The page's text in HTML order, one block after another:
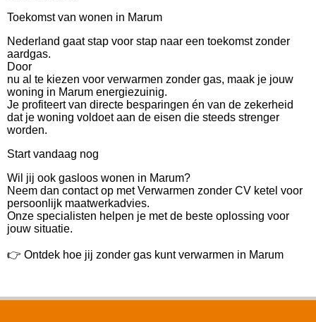
Toekomst van wonen in Marum
Nederland gaat stap voor stap naar een toekomst zonder
aardgas.
Door
nu al te kiezen voor verwarmen zonder gas, maak je jouw
woning in Marum energiezuinig.
Je profiteert van directe besparingen én van de zekerheid
dat je woning voldoet aan de eisen die steeds strenger
worden.
Start vandaag nog
Wil jij ook gasloos wonen in Marum?
Neem dan contact op met Verwarmen zonder CV ketel voor
persoonlijk maatwerkadvies.
Onze specialisten helpen je met de beste oplossing voor
jouw situatie.
👉 Ontdek hoe jij zonder gas kunt verwarmen in Marum